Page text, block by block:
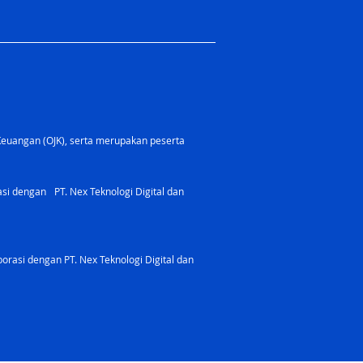
(OJK), serta merupakan peserta
dengan PT. Nex Teknologi Digital dan
dengan PT. Nex Teknologi Digital dan